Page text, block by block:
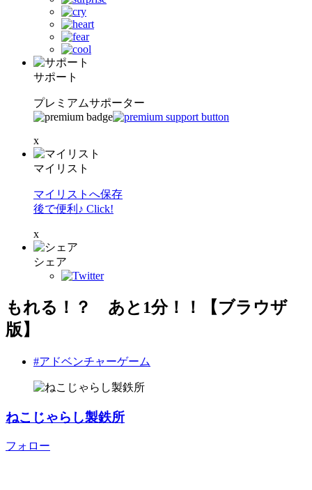
サポート
プレミアムサポーター
x
マイリスト
マイリストへ保存
後で便利♪ Click!
x
シェア
もれる！？ あと1分！！【ブラウザ
版】
#アドベンチャーゲーム
ねこじゃらし製鉄所
フォロー